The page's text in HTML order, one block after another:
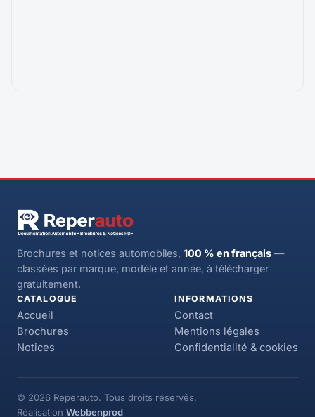
Brochures et notices automobiles, 100 % en français —
classées par marque, modèle et année, à télécharger
gratuitement.
CATALOGUE
Accueil
Brochures
Notices
INFORMATIONS
Contact
Mentions légales
Confidentialité & cookies
© 2026 Reperauto. Tous droits réservés.
Réalisation Webbenprod